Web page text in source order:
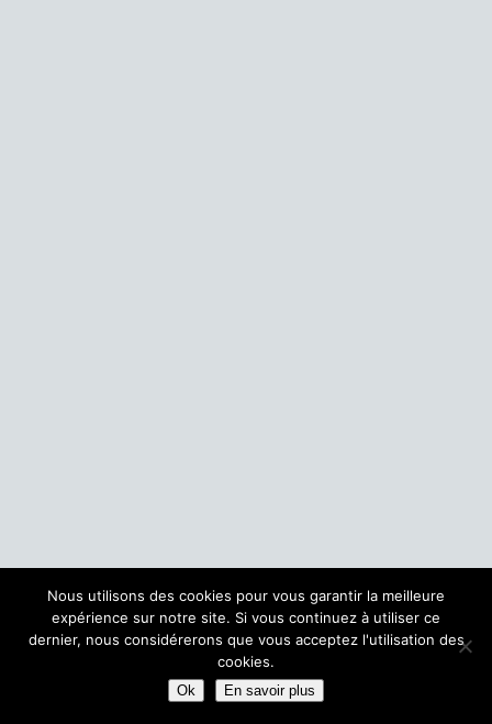
Nous utilisons des cookies pour vous garantir la meilleure
expérience sur notre site. Si vous continuez à utiliser ce
dernier, nous considérerons que vous acceptez l'utilisation des
cookies.
Ok En savoir plus